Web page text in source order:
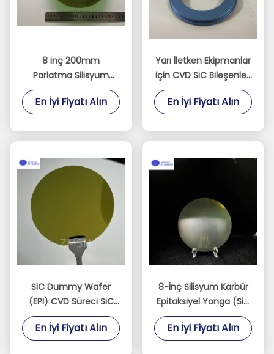
8 inç 200mm
Parlatma Silisyum
Karbür Külçe Substrat
Sic Chip Yarı İletken
En İyi Fiyatı Alın
Yarı İletken Ekipmanlar
için CVD SiC Bileşenleri
SiC Halka SiC Elektrot
Kuru Aşındırma
En İyi Fiyatı Alın
SiC Dummy Wafer
(EPI) CVD Süreci SiC
epitaksi ve MOCVD
sistemleri
En İyi Fiyatı Alın
8-İnç Silisyum Karbür
Epitaksiyel Yonga (SiC
Epi Yonga)
En İyi Fiyatı Alın